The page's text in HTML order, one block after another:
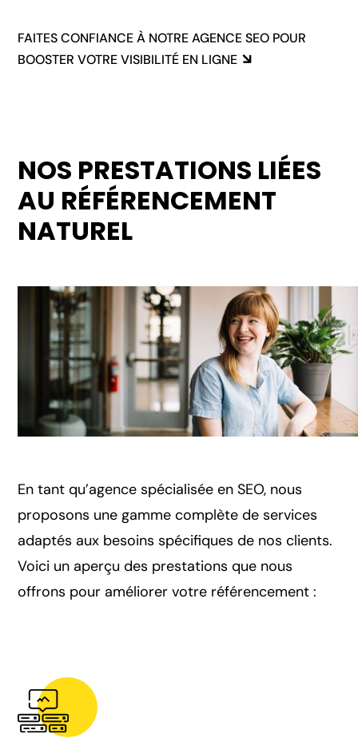
FAITES CONFIANCE À NOTRE AGENCE SEO POUR
BOOSTER VOTRE VISIBILITÉ EN LIGNE
NOS PRESTATIONS LIÉES
AU RÉFÉRENCEMENT
NATUREL
En tant qu’agence spécialisée en SEO, nous
proposons une gamme complète de services
adaptés aux besoins spécifiques de nos clients.
Voici un aperçu des prestations que nous
offrons pour améliorer votre référencement :